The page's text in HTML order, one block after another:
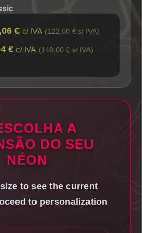
€ c/ IVA (122,00 € s/ IVA)
€ c/ IVA (148,00 € s/ IVA)
A
DO SEU
NÉON
to see the current
to personalization